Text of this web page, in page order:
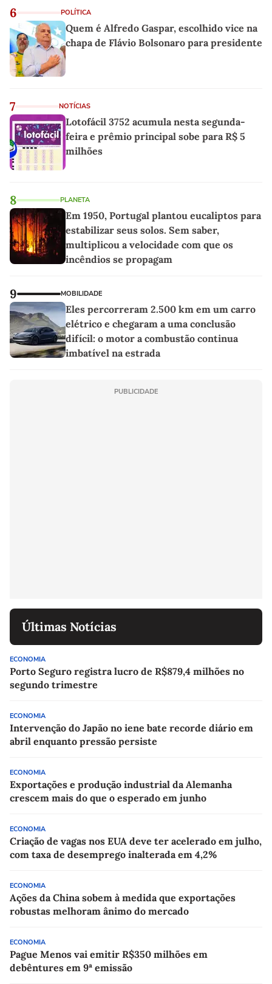
6 POLÍTICA
Quem é Alfredo Gaspar, escolhido vice na
chapa de Flávio Bolsonaro para presidente
7 NOTÍCIAS
Lotofácil 3752 acumula nesta segunda-
feira e prêmio principal sobe para R$ 5
milhões
8 PLANETA
Em 1950, Portugal plantou eucaliptos para
estabilizar seus solos. Sem saber,
multiplicou a velocidade com que os
incêndios se propagam
9 MOBILIDADE
Eles percorreram 2.500 km em um carro
elétrico e chegaram a uma conclusão
difícil: o motor a combustão continua
imbatível na estrada
PUBLICIDADE
Últimas Notícias
ECONOMIA
Porto Seguro registra lucro de R$879,4 milhões no
segundo trimestre
ECONOMIA
Intervenção do Japão no iene bate recorde diário em
abril enquanto pressão persiste
ECONOMIA
Exportações e produção industrial da Alemanha
crescem mais do que o esperado em junho
ECONOMIA
Criação de vagas nos EUA deve ter acelerado em julho,
com taxa de desemprego inalterada em 4,2%
ECONOMIA
Ações da China sobem à medida que exportações
robustas melhoram ânimo do mercado
ECONOMIA
Pague Menos vai emitir R$350 milhões em
debêntures em 9ª emissão